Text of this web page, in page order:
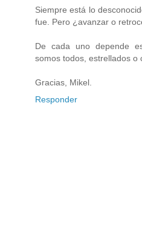
Siempre está lo
fue. Pero ¿avanzar o
De cada uno depende
somos todos, estrellados o
Gracias, Mikel.
Responder